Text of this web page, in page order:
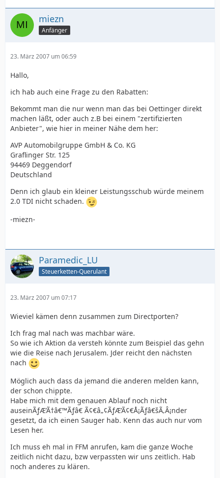
miezn
Anfänger
23. März 2007 um 06:59
Hallo,
ich hab auch eine Frage zu den Rabatten:
Bekommt man die nur wenn man das bei Oettinger direkt
machen läßt, oder auch z.B bei einem "zertifizierten
Anbieter", wie hier in meiner Nähe dem her:
AVP Automobilgruppe GmbH & Co. KG
Graflinger Str. 125
94469 Deggendorf
Deutschland
Denn ich glaub ein kleiner Leistungsschub würde meinem
2.0 TDI nicht schaden.
-miezn-
Paramedic_LU
Steuerketten-Querulant
23. März 2007 um 07:17
Wieviel kämen denn zusammen zum Directporten?
Ich frag mal nach was machbar wäre.
So wie ich Aktion da versteh könnte zum Beispiel das gehn
wie die Reise nach Jerusalem. Jder reicht den nächsten
nach
Möglich auch dass da jemand die anderen melden kann,
der schon chippte.
Habe mich mit dem genauen Ablauf noch nicht
auseinÃƒÆ’Ã†â€™Ãƒâ€ Ã¢€â„¢ÃƒÆ’Ã¢€Å¡Ãƒâ€šÃ‚Â¡nder
gesetzt, da ich einen Sauger hab. Kenn das auch nur vom
Lesen her.
Ich muss eh mal in FFM anrufen, kam die ganze Woche
zeitlich nicht dazu, bzw verpassten wir uns zeitlich. Hab
noch anderes zu klären.